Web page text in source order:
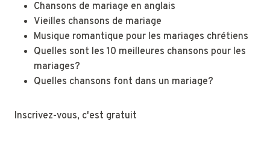
Chansons de mariage en anglais
Vieilles chansons de mariage
Musique romantique pour les mariages chrétiens
Quelles sont les 10 meilleures chansons pour les
mariages?
Quelles chansons font dans un mariage?
Inscrivez-vous, c'est gratuit